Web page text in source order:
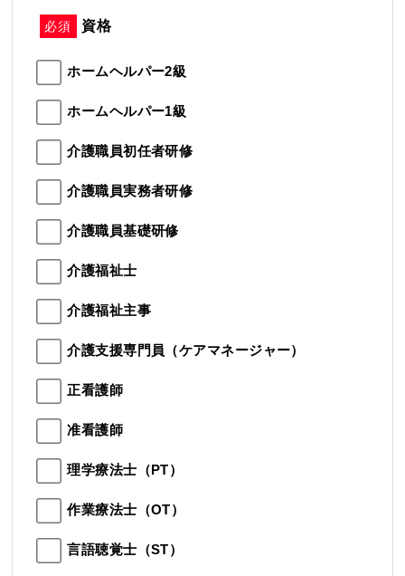
必須 資格
ホームヘルパー2級
ホームヘルパー1級
介護職員初任者研修
介護職員実務者研修
介護職員基礎研修
介護福祉士
介護福祉主事
介護支援専門員（ケアマネージャー）
正看護師
准看護師
理学療法士（PT）
作業療法士（OT）
言語聴覚士（ST）